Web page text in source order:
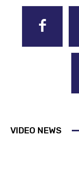
VIDEO NEWS